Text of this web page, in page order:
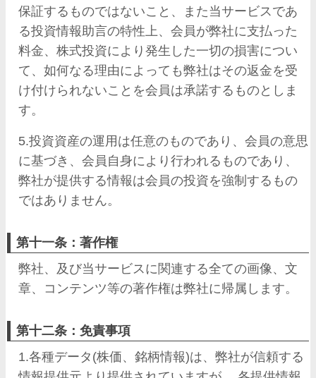
保証するものではないこと、また当サービスであ
る投資情報助言の特性上、会員が弊社に支払った
料金、株式投資により発生した一切の損害につい
て、如何なる理由によっても弊社はその返金を受
け付けられないことを会員は承諾するものとしま
す。
5.投資資産の運用は任意のものであり、会員の意思
に基づき、会員自身により行われるものであり、
弊社が提供する情報は会員の投資を強制するもの
ではありません。
第十一条：著作権
弊社、及び当サービスに関連する全ての画像、文
章、コンテンツ等の著作権は弊社に帰属します。
第十二条：免責事項
1.各種データ(株価、銘柄情報)は、弊社が信頼する